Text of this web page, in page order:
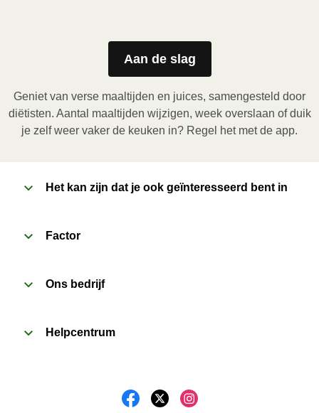
Magnetron (800W):
Verwijder de kartonnen sleeve en prik enkele gaatjes
in de folie. Plaats het bakje in de magnetron en
verwarm de maaltijd gedurende 3,5 minuten. Laat de
maaltijd daarna nog 1 minuut rusten voor het
verwijderen van de folie. Pas bij het openen op voor
sleeve en prik enkele gaatjes in de folie. Plaats het
daarna nog 1 minuut rusten voor het verwijderen van
Aan de slag
Geniet van verse maaltijden en juices, samengesteld door
diëtisten. Aantal maaltijden wijzigen, week overslaan of duik
je zelf weer vaker de keuken in? Regel het met de app.
Het kan zijn dat je ook geïnteresseerd bent in
Factor
Ons bedrijf
Helpcentrum